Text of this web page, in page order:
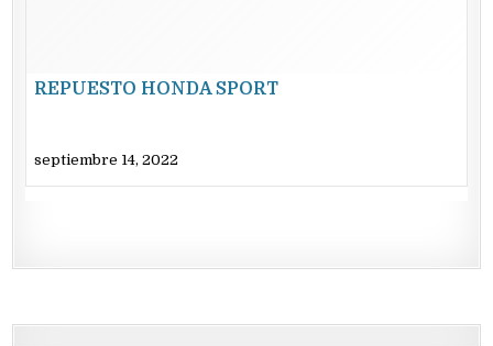
REPUESTO HONDA SPORT
septiembre 14, 2022